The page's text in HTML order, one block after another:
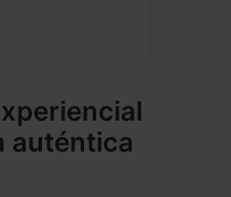
auténtica